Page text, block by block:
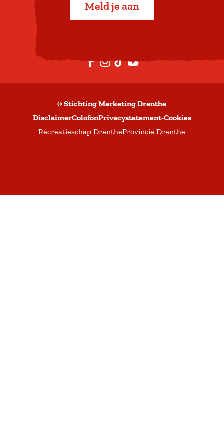
b
n
Meld je aan
F
a
e
b
o
I
n
t
a
g
T
i
T
o
k
Y
o
t
u
b
© Stichting Marketing Drenthe
DisclaimerColofonPrivacystatement-Cookies
Recreatieschap DrentheProvincie Drenthe